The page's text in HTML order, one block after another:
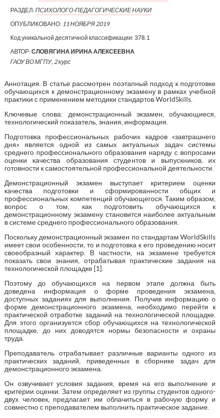
РАЗДЕЛ:ПСИХОЛОГО-ПЕДАГОГИЧЕСКИЕ НАУКИ
ОПУБЛИКОВАНО: 11 НОЯБРЯ 2019
Код уникальной десятичной классификации: 378.1
АВТОР:СЛОВЯГИНА ИРИНА АЛЕКСЕЕВНА
ГАОУ ВО МГПУ, 2 курс
Аннотация. В статье рассмотрен поэтапный подход к подготовке
обучающихся к демонстрационному экзамену в рамках учебной
практики с применением методики стандартов WorldSkills.
Ключевые слова: демонстрационный экзамен, обучающиеся,
технологический показатель, знания, информация.
Подготовка профессиональных рабочих кадров «завтрашнего
дня» является одной из самых актуальных задач системы
среднего профессионального образования наряду с вопросами
оценки качества образования студентов и выпускников, их
готовности к самостоятельной профессиональной деятельности.
Демонстрационный экзамен выступает критерием оценки
качества подготовки и сформированности общих и
профессиональных компетенций обучающегося. Таким образом,
вопрос о том, как подготовить обучающихся к
демонстрационному экзамену становится наиболее актуальным
в системе среднего профессионального образования.
Поскольку демонстрационный экзамен по стандартам WorldSkills
имеет свои особенности, то и подготовка к его проведению носит
своеобразный характер. В частности, на экзамене требуется
показать свои знания, отрабатывая практические задания на
технологической площадке [1].
Поэтому до обучающихся на первом этапе должна быть
доведена информация о форме проведения экзамена,
доступных заданиях для выполнения. Получив информацию о
форме демонстрационного экзамена, необходимо перейти к
практической отработке заданий на технологической площадке.
Для этого организуется сбор обучающихся на технологической
площадке, до них доводятся нормы безопасности и охраны
труда.
Преподаватель отрабатывает различные варианты одного из
практических заданий, приведенных в сборнике задач для
демонстрационного экзамена.
Он озвучивает условия задания, время на его выполнение и
критерии оценки. Затем определяет из группы студентов одного-
двух человек, предлагает им облачиться в рабочую форму и
совместно с преподавателем выполнить практическое задание.